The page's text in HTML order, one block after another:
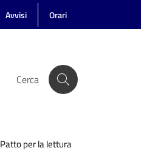
Avvisi Orari
Cerca
Patto per la lettura